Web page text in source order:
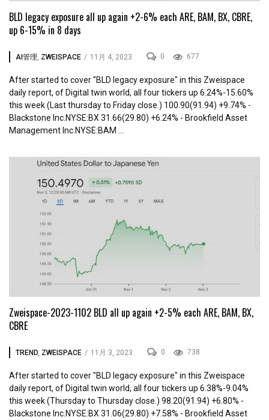
BLD legacy exposure all up again +2-6% each ARE, BAM, BX, CBRE,
up 6-15% in 8 days
AI管理 ZWEISPACE / 11月 4, 2023 0 677
After started to cover "BLD legacy exposure" in this Zweispace
daily report, of Digital twin world, all four tickers up 6.24%-15.60%
this week (Last thursday to Friday close.) 100.90(91.94) +9.74% -
Blackstone Inc.NYSE:BX 31.66(29.80) +6.24% - Brookfield Asset
Management Inc.NYSE:BAM ...
Zweispace-2023-1102 BLD all up again +2-5% each ARE, BAM, BX,
CBRE
TREND, ZWEISPACE / 11月 3, 2023 0 738
After started to cover "BLD legacy exposure" in this Zweispace
daily report, of Digital twin world, all four tickers up 6.38%-9.04%
this week (Thursday to Thursday close.) 98.20(91.94) +6.80% -
Blackstone Inc.NYSE:BX 31.06(29.80) +7.58% - Brookfield Asset